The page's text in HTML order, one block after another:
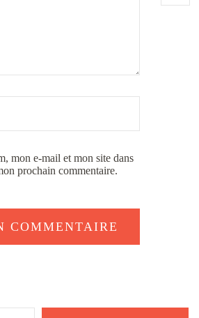
mon e-mail et mon site dans
prochain commentaire.